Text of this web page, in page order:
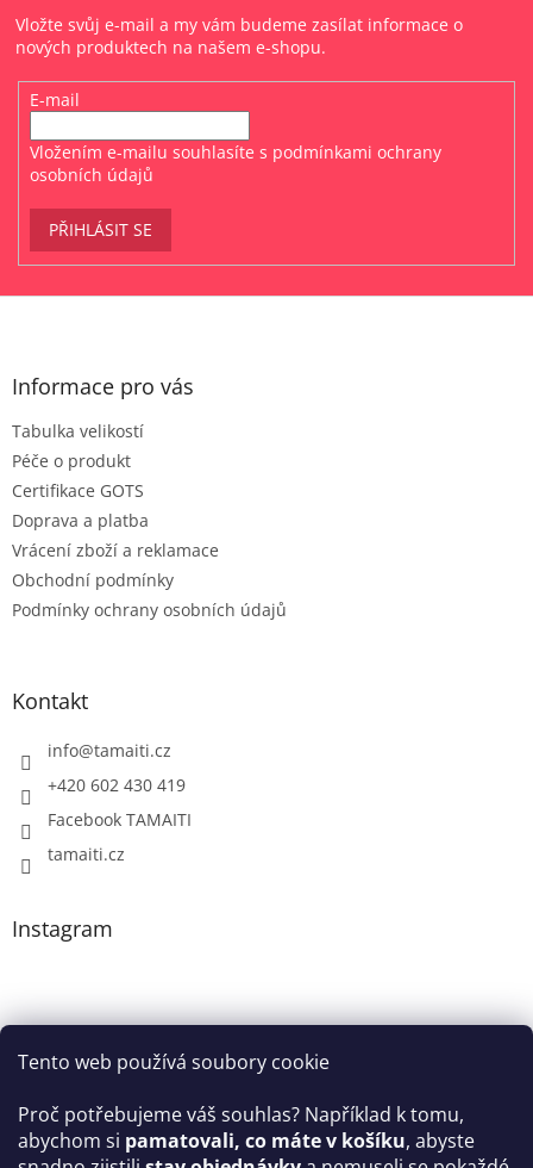
Tento web používá soubory cookie
Proč potřebujeme váš souhlas? Například k tomu,
abychom si pamatovali, co máte v košíku, abyste
Vložte svůj e-mail a my vám budeme zasílat informace o
nových produktech na našem e-shopu.
E-mail
Vložením e-mailu souhlasíte s podmínkami ochrany
osobních údajů
PŘIHLÁSIT SE
Z
Informace pro vás
Tabulka velikostí
Péče o produkt
Certifikace GOTS
Doprava a platba
Vrácení zboží a reklamace
Obchodní podmínky
Podmínky ochrany osobních údajů
Kontakt
info@tamaiti.cz
+420 602 430 419
Facebook TAMAITI
tamaiti.cz
Instagram